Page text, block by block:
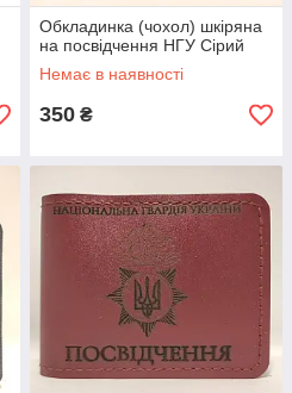
Обкладинка (чохол) шкіряна
на посвідчення НГУ Сірий
Немає в наявності
350 ₴